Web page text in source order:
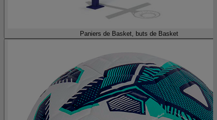
Paniers de Basket, buts de Basket